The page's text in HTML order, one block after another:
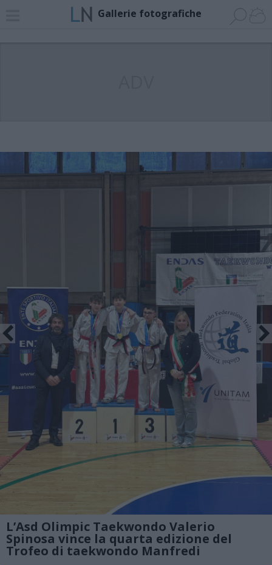
Gallerie fotografiche
L’Asd Olimpic Taekwondo Valerio
Spinosa vince la quarta edizione del
Trofeo di taekwondo Manfredi